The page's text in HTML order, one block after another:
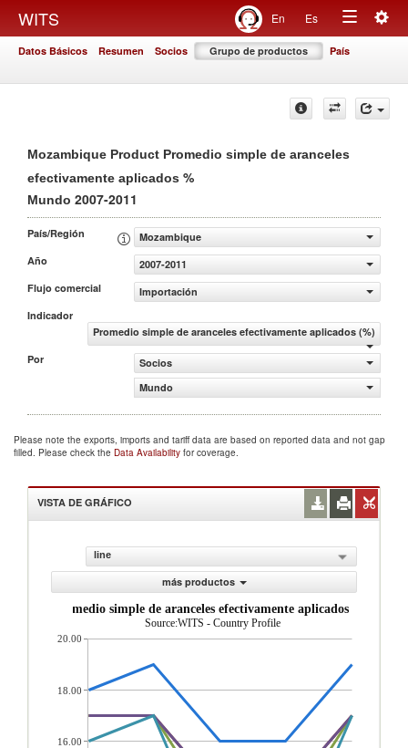
WITS En Es
Toggle
Datos Básicos Resumen Socios Grupo de productos País
Mozambique Product Promedio simple de aranceles
efectivamente aplicados %
Mundo 2007-2011
País/Región
Mozambique
Año
2007-2011
Flujo comercial
Importación
Indicador
Promedio simple de aranceles efectivamente aplicados (%)
Por
Socios
Mundo
Please note the exports, imports and tariff data are based on reported data and not gap
filled. Please check the Data Availability for coverage.
VISTA DE GRÁFICO
line
más productos
Promedio simple de aranceles efectivamente aplicados (%)
Source:WITS - Country Profile
20.00
18.00
16.00